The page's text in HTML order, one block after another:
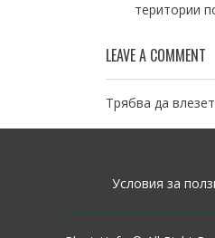
територии
LEAVE A COMMENT
Трябва да
Условия за